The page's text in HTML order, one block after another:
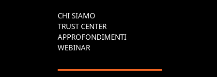
CHI SIAMO
TRUST CENTER
APPROFONDIMENTI
WEBINAR